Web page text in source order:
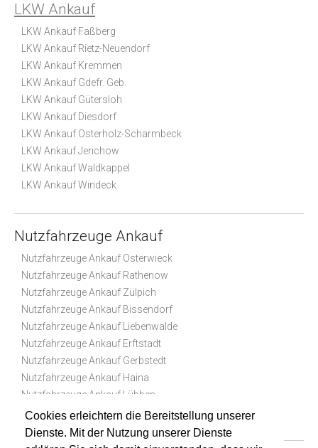
Cookies erleichtern die Bereitstellung unserer
Dienste. Mit der Nutzung unserer Dienste
LKW Ankauf
LKW Ankauf Faßberg
LKW Ankauf Rietz-Neuendorf
LKW Ankauf Kremmen
LKW Ankauf Gdefr. Geb.
LKW Ankauf Gütersloh
LKW Ankauf Diesdorf
LKW Ankauf Osterholz-Scharmbeck
LKW Ankauf Jerichow
LKW Ankauf Waldkappel
LKW Ankauf Windeck
Nutzfahrzeuge Ankauf
Nutzfahrzeuge Ankauf Osterwieck
Nutzfahrzeuge Ankauf Rathenow
Nutzfahrzeuge Ankauf Zülpich
Nutzfahrzeuge Ankauf Bissendorf
Nutzfahrzeuge Ankauf Liebenwalde
Nutzfahrzeuge Ankauf Erftstadt
Nutzfahrzeuge Ankauf Gerbstedt
Nutzfahrzeuge Ankauf Haina
Nutzfahrzeuge Ankauf Lübben
Nutzfahrzeuge Ankauf Korbach